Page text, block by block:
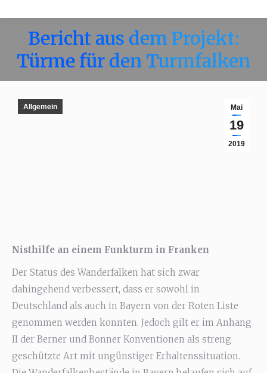
Bericht aus dem Projekt:
Türme für den Turmfalken
Mai
19
2019
Allgemein
Nisthilfe an einem Funkturm in Franken
Der Status des Wanderfalken hat sich zwar
dahingehend verbessert, dass er sowohl in
Deutschland als auch in Bayern von der Roten Liste
genommen werden konnten. Jedoch gilt er im Anhang
II der Berner und Bonner Konventionen als streng
geschützte Art mit ungünstiger Erhaltenssituation.